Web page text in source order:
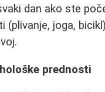
dan ako ste
(plivanje, joga,
prednosti